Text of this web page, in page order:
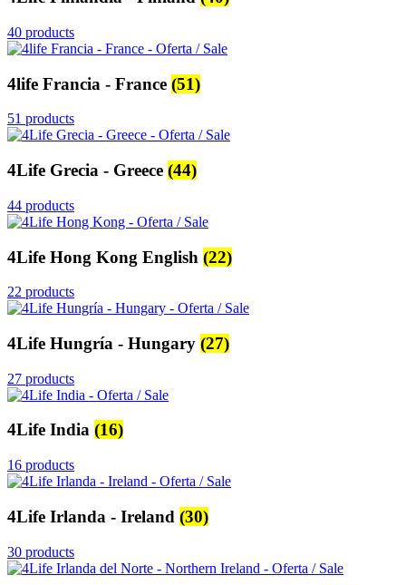
40 products
4life Francia - France (51)
51 products
4Life Grecia - Greece (44)
44 products
4Life Hong Kong English (22)
22 products
4Life Hungría - Hungary (27)
27 products
4Life India (16)
16 products
4Life Irlanda - Ireland (30)
30 products